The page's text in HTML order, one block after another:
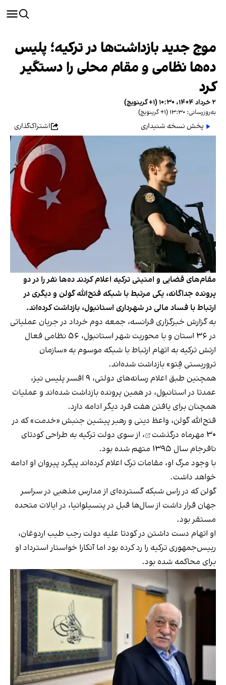
موج جدید بازداشت‌ها در ترکیه؛ پلیس
ده‌ها نظامی و مقام محلی را دستگیر
کرد
۲ خرداد ۱۴۰۴، ۱۰:۳۰ (‎+۱ گرینویچ)
به‌روزرسانی: ۱۳:۳۰ (‎+۱ گرینویچ)
پخش نسخه شنیداری اشتراک‌گذاری
مقام‌های قضایی و امنیتی ترکیه اعلام کردند ده‌ها نفر را در دو
پرونده جداگانه، یکی مرتبط با شبکه فتح‌الله گولن و دیگری در
ارتباط با فساد مالی در شهرداری استانبول، بازداشت کرده‌اند.
به گزارش خبرگزاری فرانسه، جمعه دوم خرداد در جریان عملیاتی
در ۳۶ استان و با محوریت شهر استانبول، ۵۶ نظامی فعال
ارتش ترکیه به اتهام ارتباط با شبکه موسوم به «سازمان
تروریستی فِتو» بازداشت شده‌اند.
همچنین طبق اعلام رسانه‌های دولتی، ۹ افسر پلیس نیز،
عمدتا در استانبول، در همین پرونده بازداشت شده‌اند و عملیات
همچنان برای یافتن هفت فرد دیگر ادامه دارد.
فتح‌الله گولن، واعظ دینی و رهبر پیشین جنبش «خدمت» که در
۳۰ مهرماه
درگذشت
، از سوی دولت ترکیه به طراحی کودتای
نافرجام سال ۱۳۹۵ متهم شده بود.
با وجود مرگ او، مقامات ترک اعلام کرده‌اند پیگرد پیروان او ادامه
خواهد داشت.
گولن که در راس شبکه گسترده‌ای از مدارس مذهبی در سراسر
جهان قرار داشت از سال‌ها قبل در پنسیلوانیا، در ایالات متحده
مستقر بود.
او اتهام دست‌ داشتن در کودتا علیه دولت رجب طیب اردوغان،
رییس‌جمهوری ترکیه را رد کرده بود اما آنکارا خواستار استرداد او
برای محاکمه شده بود.